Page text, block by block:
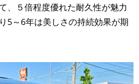
、５倍程度優れた耐久性が魅力
5～6年は美しさの持続効果が期